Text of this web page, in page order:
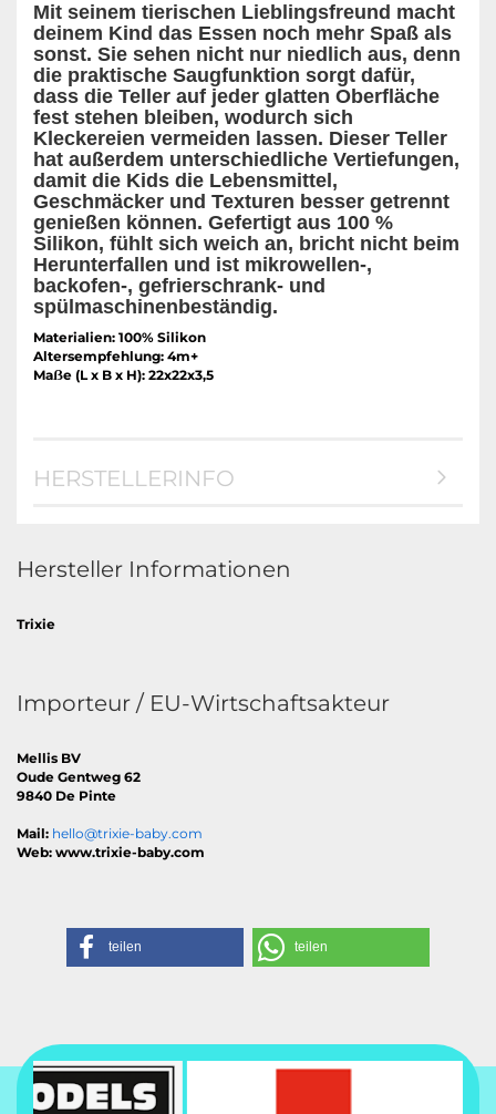
Mit seinem tierischen Lieblingsfreund macht
deinem Kind das Essen noch mehr Spaß als
sonst. Sie sehen nicht nur niedlich aus, denn
die praktische Saugfunktion sorgt dafür,
dass die Teller auf jeder glatten Oberfläche
fest stehen bleiben, wodurch sich
Kleckereien vermeiden lassen. Dieser Teller
hat außerdem unterschiedliche Vertiefungen,
damit die Kids die Lebensmittel,
Geschmäcker und Texturen besser getrennt
genießen können. Gefertigt aus 100 %
Silikon, fühlt sich weich an, bricht nicht beim
Herunterfallen und ist mikrowellen-,
backofen-, gefrierschrank- und
spülmaschinenbeständig.
Materialien: 100% Silikon
Altersempfehlung: 4m+
Maẞe (L x B x H): 22x22x3,5
HERSTELLERINFO
Hersteller Informationen
Trixie
Importeur / EU-Wirtschaftsakteur
Mellis BV
Oude Gentweg 62
9840 De Pinte
Mail: hello@trixie-baby.com
Web: www.trixie-baby.com
teilen teilen